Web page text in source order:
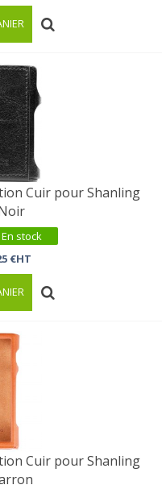
Cuir pour Shanling
En stock
€HT
Cuir pour Shanling